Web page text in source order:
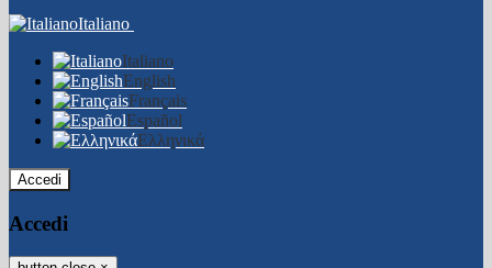
Italiano
Italiano
English
Français
Español
Ελληνικά
Accedi
Accedi